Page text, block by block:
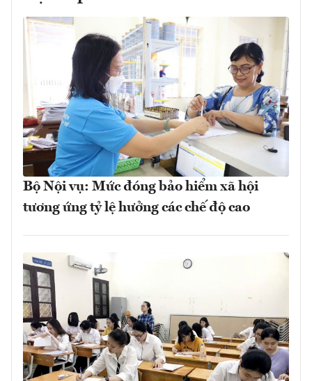
Bộ Nội vụ: Mức đóng bảo hiểm xã hội
tương ứng tỷ lệ hưởng các chế độ cao